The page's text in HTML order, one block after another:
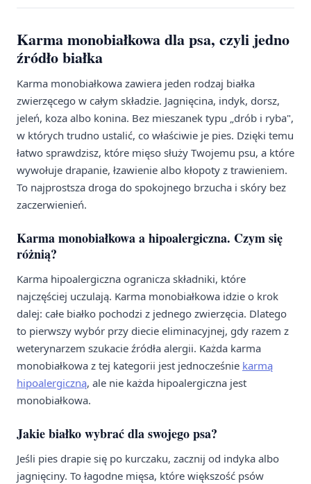
Karma monobiałkowa dla psa, czyli jedno
źródło białka
Karma monobiałkowa zawiera jeden rodzaj białka
zwierzęcego w całym składzie. Jagnięcina, indyk, dorsz,
jeleń, koza albo konina. Bez mieszanek typu „drób i ryba",
w których trudno ustalić, co właściwie je pies. Dzięki temu
łatwo sprawdzisz, które mięso służy Twojemu psu, a które
wywołuje drapanie, łzawienie albo kłopoty z trawieniem.
To najprostsza droga do spokojnego brzucha i skóry bez
zaczerwienień.
Karma monobiałkowa a hipoalergiczna. Czym się
różnią?
Karma hipoalergiczna ogranicza składniki, które
najczęściej uczulają. Karma monobiałkowa idzie o krok
dalej: całe białko pochodzi z jednego zwierzęcia. Dlatego
to pierwszy wybór przy diecie eliminacyjnej, gdy razem z
weterynarzem szukacie źródła alergii. Każda karma
monobiałkowa z tej kategorii jest jednocześnie karmą
hipoalergiczną, ale nie każda hipoalergiczna jest
monobiałkowa.
Jakie białko wybrać dla swojego psa?
Jeśli pies drapie się po kurczaku, zacznij od indyka albo
jagnięciny. To łagodne mięsa, które większość psów